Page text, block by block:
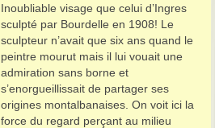
Inoubliable visage que celui d’Ingres
sculpté par Bourdelle en 1908! Le
sculpteur n’avait que six ans quand le
peintre mourut mais il lui vouait une
admiration sans borne et
s’enorgueillissait de partager ses
origines montalbanaises. On voit ici la
force du regard perçant au milieu